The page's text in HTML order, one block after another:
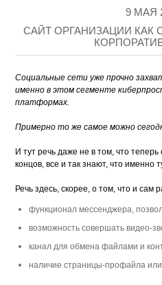
9 МАЯ
САЙТ ОРГАНИЗАЦИИ
Социальные сети уже прочно
именно в этом сегменте
платформах.
Примерно то же самое можно
И тут речь даже не в том, что
концов, все и так знают, что именно
функционал мессенджера,
возможность совершать видео-
канал для обмена файлами и
наличие страницы-профайла